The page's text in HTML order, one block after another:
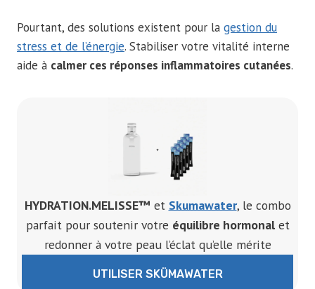
Pourtant, des solutions existent pour la gestion du
stress et de l’énergie. Stabiliser votre vitalité interne
aide à calmer ces réponses inflammatoires cutanées.
HYDRATION.MELISSE™ et Skumawater, le combo
parfait pour soutenir votre équilibre hormonalet
redonner à votre peau l’éclat qu’elle mérite
UTILISER SKÜMAWATER